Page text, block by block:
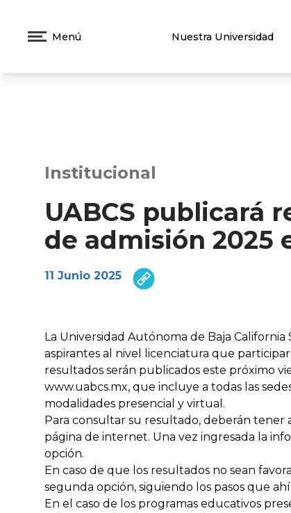
Menú Nuestra Universidad
Institucional
UABCS publicará
de admisión 2025
11 Junio 2025
La Universidad Autónoma de Baja
aspirantes al nivel licenciatura que
resultados serán publicados este próximo
www.uabcs.mx, que incluye a todas las
modalidades presencial y virtual.
Para consultar su resultado, deberán tener
página de internet. Una vez ingresada la
opción.
En caso de que los resultados no sean
segunda opción, siguiendo los pasos que ahí
En el caso de los programas educativos